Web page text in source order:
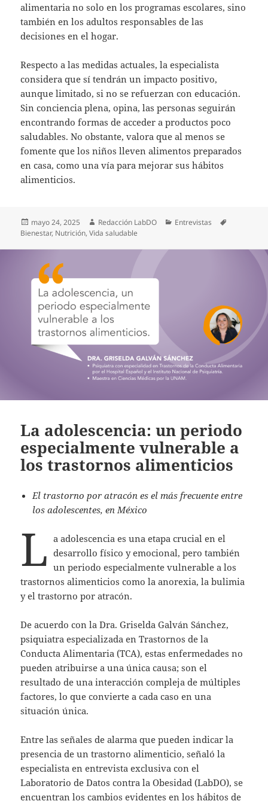
alimentaria no solo en los programas escolares, sino
también en los adultos responsables de las
decisiones en el hogar.
Respecto a las medidas actuales, la especialista
considera que sí tendrán un impacto positivo,
aunque limitado, si no se refuerzan con educación.
Sin conciencia plena, opina, las personas seguirán
encontrando formas de acceder a productos poco
saludables. No obstante, valora que al menos se
fomente que los niños lleven alimentos preparados
en casa, como una vía para mejorar sus hábitos
alimenticios.
Publicado
el
mayo 24, 2025 Autor
Redacción LabDO Categorías
Entrevistas
Bienestar, Nutrición,Vida saludable
La adolescencia: un periodo
especialmente vulnerable a
los trastornos alimenticios
El trastorno por atracón es el más frecuente entre
los adolescentes, en México
L a adolescencia es una etapa crucial en el
desarrollo físico y emocional, pero también
un periodo especialmente vulnerable a los
trastornos alimenticios como la anorexia, la bulimia
y el trastorno por atracón.
De acuerdo con la Dra. Griselda Galván Sánchez,
psiquiatra especializada en Trastornos de la
Conducta Alimentaria (TCA), estas enfermedades no
pueden atribuirse a una única causa; son el
resultado de una interacción compleja de múltiples
factores, lo que convierte a cada caso en una
situación única.
Entre las señales de alarma que pueden indicar la
presencia de un trastorno alimenticio, señaló la
especialista en entrevista exclusiva con el
Laboratorio de Datos contra la Obesidad (LabDO), se
encuentran los cambios evidentes en los hábitos de